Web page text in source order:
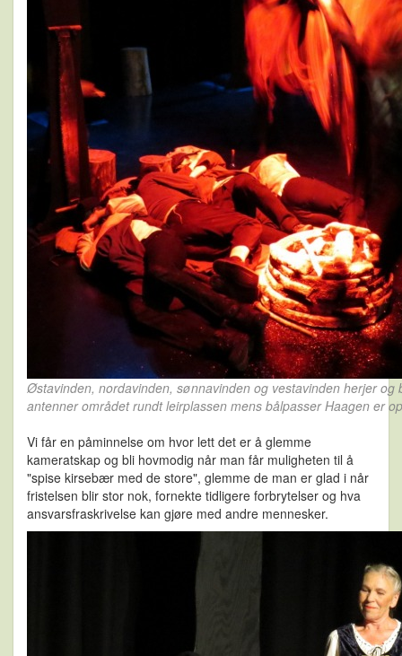
Østavinden, nordavinden, sønnavinden og vestavinden herjer og
antenner området rundt leirplassen mens bålpasser Haagen er
Vi får en påminnelse om hvor lett det er å glemme
kameratskap og bli hovmodig når man får muligheten til å
"spise kirsebær med de store", glemme de man er glad i når
fristelsen blir stor nok, fornekte tidligere forbrytelser og hva
ansvarsfraskrivelse kan gjøre med andre mennesker.